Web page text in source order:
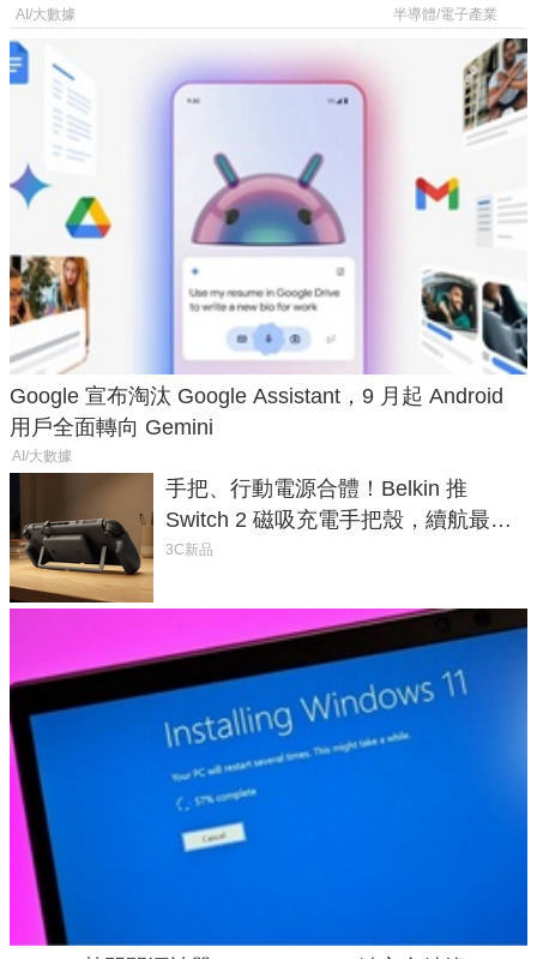
年家人
AI/大數據 半導體/電子產業
Google 宣布淘汰 Google Assistant，9 月起 Android
用戶全面轉向 Gemini
AI/大數據
手把、行動電源合體！Belkin 推
Switch 2 磁吸充電手把殼，續航最高
延長 1.5 倍
3C新品